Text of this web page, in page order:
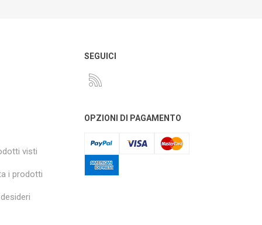
visti
i prodotti
SEGUICI
OPZIONI DI PAGAMENTO